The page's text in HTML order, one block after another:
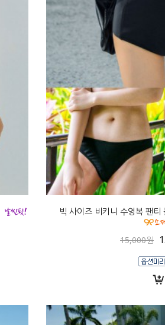
빅 사이즈 비키니 수영복 팬
15,000원